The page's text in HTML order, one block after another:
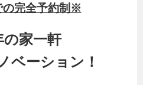
完全予約制※
の家一軒
ベーション！